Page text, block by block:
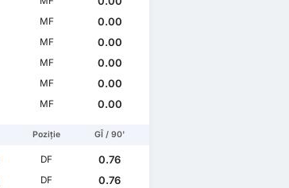
MF
0.00
MF
0.00
MF
0.00
MF
0.00
MF 0.00
Poziție GÎ / 90'
DF
0.76
DF
0.76